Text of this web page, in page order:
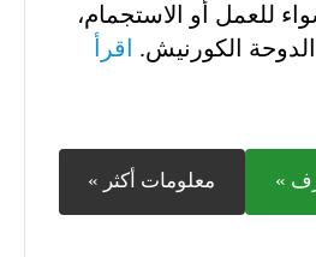
للعمل أو الاستجمام،
الكورنيش.
اقرأ
» معلومات أكثر »